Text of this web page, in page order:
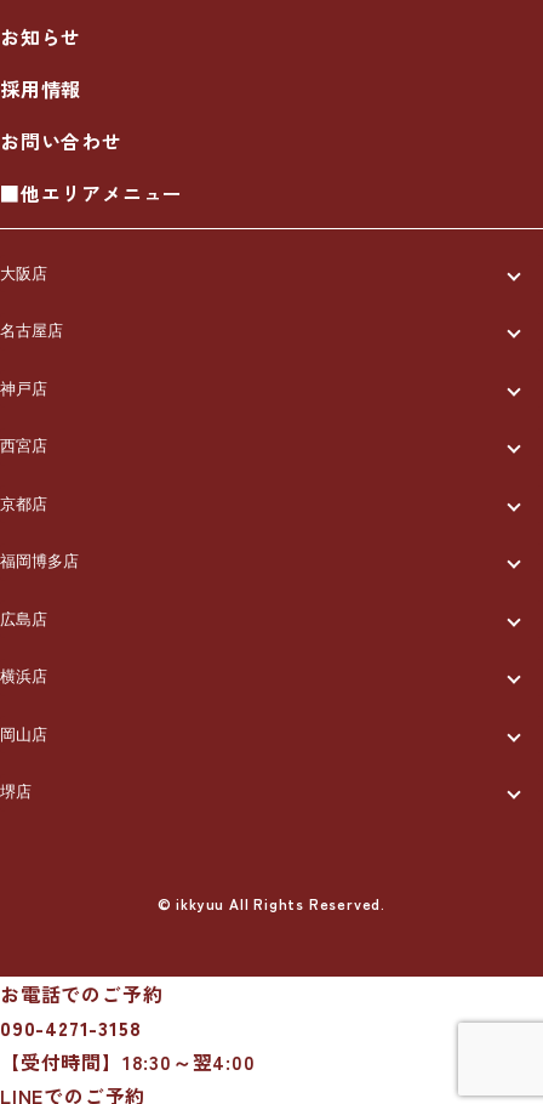
お知らせ
採用情報
お問い合わせ
■他エリアメニュー
大阪店
一休について
ご利用の流れ
メニュー/料金
出張エリア
ブログ
お知らせ
採用情報
お問い合わせ
名古屋店
一休について
ご利用の流れ
メニュー/料金
出張エリア
ブログ
お知らせ
採用情報
お問い合わせ
神戸店
一休について
ご利用の流れ
メニュー/料金
出張エリア
ブログ
お知らせ
採用情報
西宮店
一休について
ご利用の流れ
メニュー/料金
出張エリア
ブログ
お知らせ
京都店
一休について
ご利用の流れ
メニュー/料金
出張エリア
ブログ
お問い合わせ
福岡博多店
一休について
ご利用の流れ
メニュー/料金
出張エリア
お問い合わせ
広島店
一休について
ご利用の流れ
メニュー/料金
採用情報
お問い合わせ
横浜店
一休について
ご利用の流れ
お知らせ
採用情報
岡山店
一休について
ブログ
お知らせ
堺店
出張エリア
© ikkyuu All Rights Reserved.
お電話でのご予約
090-4271-3158
【受付時間】18:30～翌4:00
LINEでのご予約